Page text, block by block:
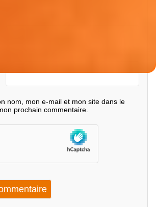
nom, mon e-mail et mon site dans le
prochain commentaire.